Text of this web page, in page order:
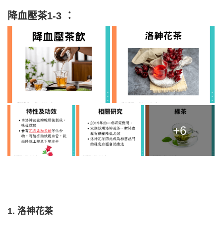
降血壓茶1-3 ：
+6
1. 洛神花茶